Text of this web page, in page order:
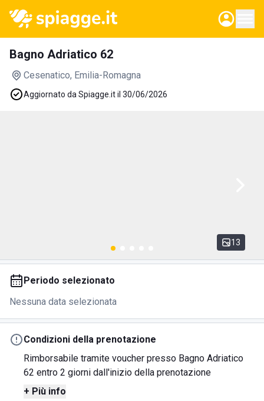
Bagno Adriatico 62
Cesenatico, Emilia-Romagna
Aggiornato da Spiagge.it il 30/06/2026
13
Periodo selezionato
Nessuna data selezionata
Condizioni della prenotazione
Rimborsabile tramite voucher presso Bagno Adriatico
62 entro 2 giorni dall'inizio della prenotazione
+ Più info